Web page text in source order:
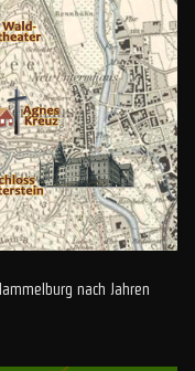
nach Jahren